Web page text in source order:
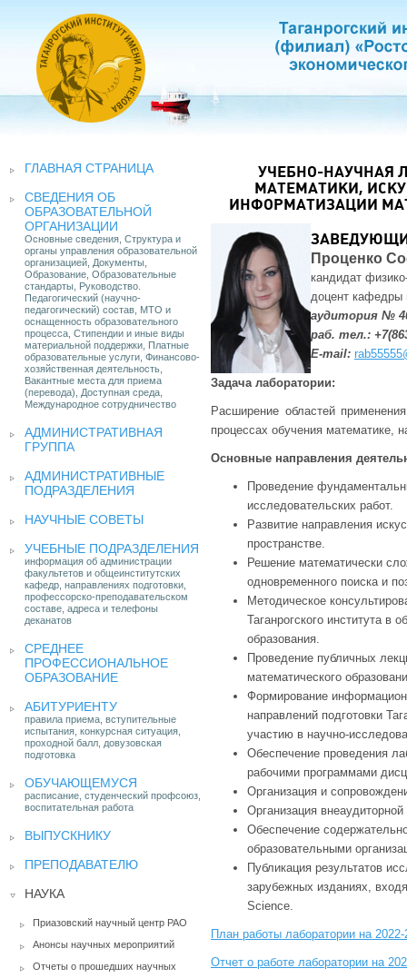
ГЛАВНАЯ СТРАНИЦА
СВЕДЕНИЯ ОБ
ОБРАЗОВАТЕЛЬНОЙ
ОРГАНИЗАЦИИ
Основные сведения, Структура и
органы управления образовательной
организацией, Документы,
Образование, Образовательные
стандарты, Руководство.
Педагогический (научно-
педагогический) состав, МТО и
оснащенность образовательного
процесса, Стипендии и иные виды
материальной поддержки, Платные
образовательные услуги, Финансово-
хозяйственная деятельность,
Вакантные места для приема
(перевода), Доступная среда,
Международное сотрудничество
АДМИНИСТРАТИВНАЯ
ГРУППА
АДМИНИСТРАТИВНЫЕ
ПОДРАЗДЕЛЕНИЯ
НАУЧНЫЕ СОВЕТЫ
УЧЕБНЫЕ ПОДРАЗДЕЛЕНИЯ
информация об администрации
факультетов и общеинститутских
кафедр, направлениях подготовки,
профессорско-преподавательском
составе, адреса и телефоны
деканатов
СРЕДНЕЕ
ПРОФЕССИОНАЛЬНОЕ
ОБРАЗОВАНИЕ
АБИТУРИЕНТУ
правила приема, вступительные
испытания, конкурсная ситуация,
проходной балл, довузовская
подготовка
ОБУЧАЮЩЕМУСЯ
расписание, студенческий профсоюз,
воспитательная работа
ВЫПУСКНИКУ
ПРЕПОДАВАТЕЛЮ
НАУКА
Приазовский научный центр РАО
Анонсы научных мероприятий
Отчеты о прошедших научных
УЧЕБНО-НАУЧНАЯ
МАТЕМАТИКИ,
ИНФОРМАТИЗАЦИИ
Проценко
кандидат
доцент кафедры
аудитория №
раб. тел.:
E-mail:
Задача лаборатории:
Расширение областей
процессах обучения математике,
Основные направления
Проведение
исследовательских работ.
Развитие направления
пространстве.
Решение математически
одновременного поиска и
Методическое
Таганрогского института в
образования.
Проведение публичных
математического
Формирование
направлений подготовки
участию в научно-
Обеспечение проведения
рабочими программами
Организация и
Организация
Обеспечение
образовательными
Публикация результатов
зарубежных изданиях,
Science.
План работы лаборатории на
Отчет о работе лаборатории на